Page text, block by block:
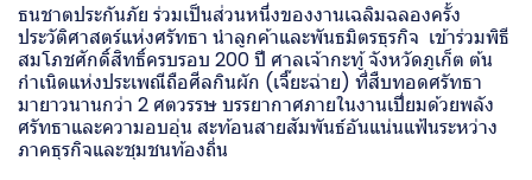
ธนชาตประกันภัย ร่วมเป็นส่วนหนึ่งของงานเฉลิมฉลองครั้ง
ประวัติศาสตร์แห่งศรัทธา นำลูกค้าและพันธมิตรธุรกิจ เข้าร่วมพิธี
สมโภชศักดิ์สิทธิ์ครบรอบ 200 ปี ศาลเจ้ากะทู้ จังหวัดภูเก็ต ต้น
กำเนิดแห่งประเพณีถือศีลกินผัก (เจี๊ยะฉ่าย) ที่สืบทอดศรัทธา
มายาวนานกว่า 2 ศตวรรษ บรรยากาศภายในงานเปี่ยมด้วยพลัง
ศรัทธาและความอบอุ่น สะท้อนสายสัมพันธ์อันแน่นแฟ้นระหว่าง
ภาคธุรกิจและชุมชนท้องถิ่น